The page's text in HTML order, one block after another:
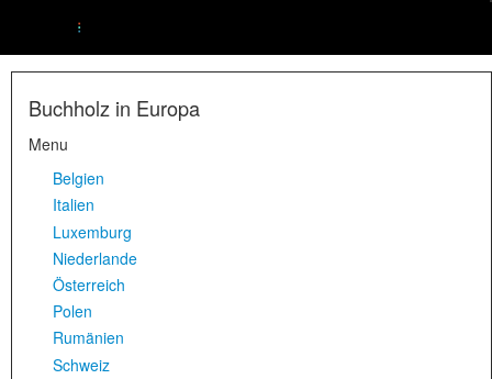
Buchholz in Europa
Menu
Belgien
Italien
Luxemburg
Niederlande
Österreich
Polen
Rumänien
Schweiz